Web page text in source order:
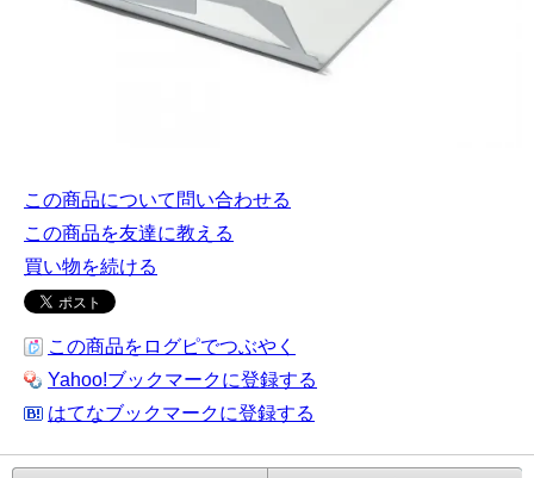
この商品について問い合わせる
この商品を友達に教える
買い物を続ける
この商品をログピでつぶやく
Yahoo!ブックマークに登録する
はてなブックマークに登録する